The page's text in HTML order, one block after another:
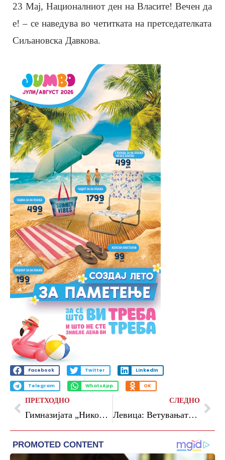
23 Мај, Националниот ден на Власите! Вечен да
е! – се наведува во четитката на претседателката
Сиљановска Давкова.
Facebook Twitter LinkedIn
Telegram WhatsApp OK
ПРЕТХОДНО
Гимназијата „Никола Карев“ се прости од загинатите Адам, Марко и Петар
СЛЕДНО
Левица: Ветувањата за нови автобуси останаа само празни зборови